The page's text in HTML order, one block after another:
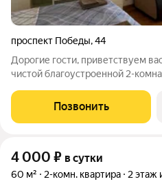
проспект Победы,44
Дорогие гости, приветствуем
чистой благоустроенной 2-
гарантирует: - предоставление
документов с кассовым чеком,
Позвонить
4 000 ₽ в сутки
60 м² 2-комн. квартира 2 этаж